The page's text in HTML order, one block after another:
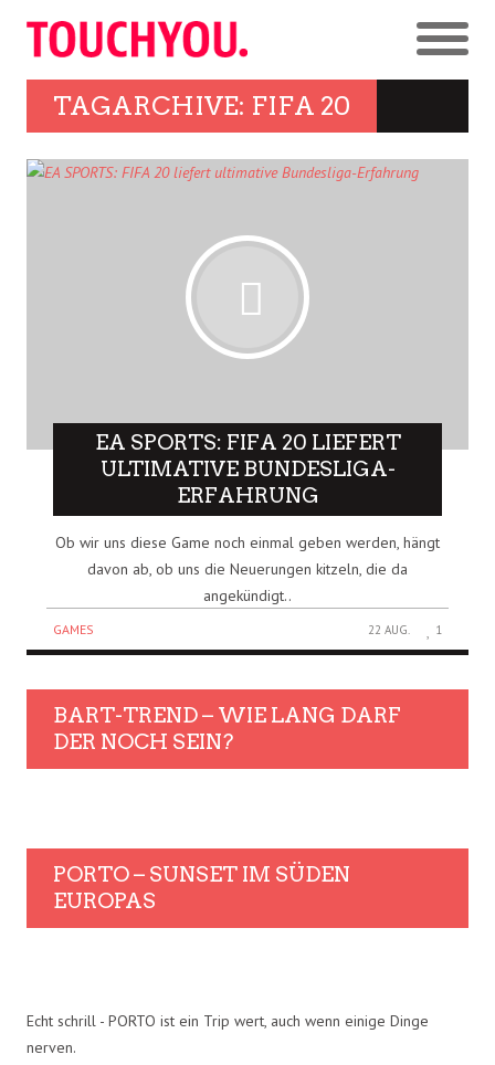
TAGARCHIVE: FIFA 20
EA SPORTS: FIFA 20 LIEFERT
ULTIMATIVE BUNDESLIGA-
ERFAHRUNG
Ob wir uns diese Game noch einmal geben werden, hängt
davon ab, ob uns die Neuerungen kitzeln, die da
angekündigt..
GAMES 22 AUG. 1
BART-TREND – WIE LANG DARF
DER NOCH SEIN?
PORTO – SUNSET IM SÜDEN
EUROPAS
Echt schrill - PORTO ist ein Trip wert, auch wenn einige Dinge
nerven.